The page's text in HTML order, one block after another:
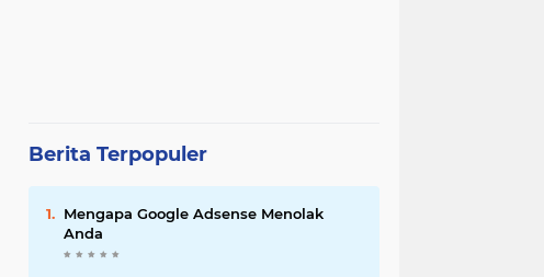
Berita Terpopuler
Mengapa Google Adsense Menolak
Anda